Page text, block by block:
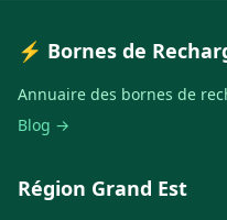
⚡ Bornes de
Annuaire des bornes de
Blog →
Région Grand Est